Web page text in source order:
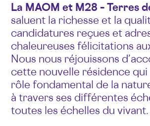
La MAOM et M28 – Terres
saluent la richesse et la
candidatures reçues et
chaleureuses félicitations
Nous nous réjouissons
cette nouvelle résidence
rôle fondamental de la
à travers ses différentes
toutes les échelles du vivant.